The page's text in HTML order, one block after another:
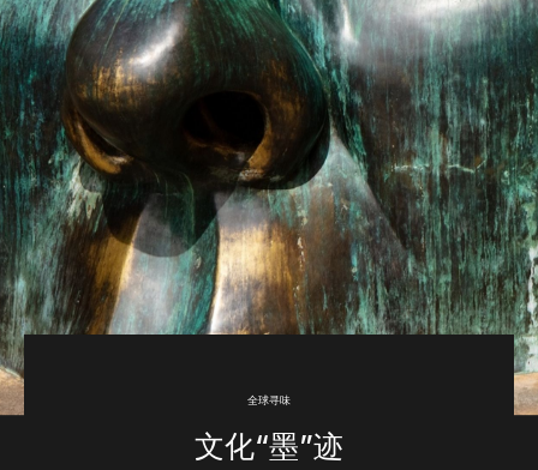
全球寻味
文化“墨”迹
乐器和弦乐器，包括小号、小提琴、比维拉琴和低音吉他。
缀。他们重新演绎街头小吃molotes，以亚洲蛋卷皮取代玉米面团，再
填满cochinita pibil（一种来自尤卡坦州的腌制猪肉）作为内餡。以大
蒜、青柠汁和盐烤过的炸蜢不论是单独食用，还是撒在鳄梨调味酱中，都
能带来浓郁、咸香辛辣的味道和酥脆的口感。